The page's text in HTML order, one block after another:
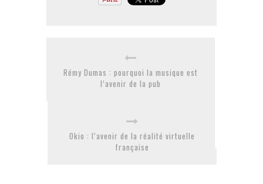
Rémy Dumas : pourquoi la musique est
l’avenir de la pub
Okio : l’avenir de la réalité virtuelle
française